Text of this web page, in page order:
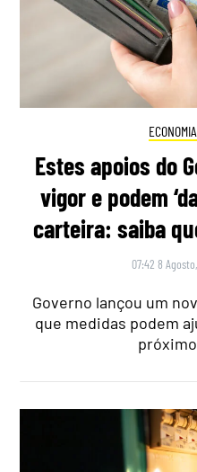
ECONOMIA
Estes apoios do
vigor e podem
carteira: saiba
07:42 8
Governo lançou um
que medidas podem